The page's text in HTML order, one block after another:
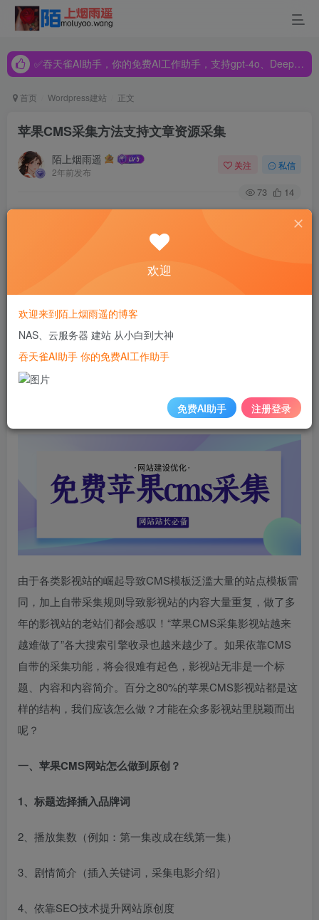
✅吞天雀AI助手，你的免费AI工作助手，支持gpt-4o、DeepSeek、Claude🔥🔥🔥🔥
✅吞天雀AI助手，你的免费AI工作助手，支持gpt-4o、DeepSeek、Claude🔥🔥🔥🔥
首页 Wordpress建站 正文
苹果CMS采集方法支持文章资源采集
陌上烟雨遥
2年前发布
关注 私信
73 14
苹果cms采集视频可以在后台联盟资源库里直接设置采集，
也可以自己配置自定义采集库，而关于文章资讯采集，苹果
自己去添加采集接口，或者是使用第三方的采集工具，对于
80%都是靠的采集扩充自己的视频库，比如之前的那些大站
电影天堂，最新电影下载的BT站。都是靠的采集起步的。先
丰富视频源再去做网站收录而网站收录是要靠文章资讯带动
的。今天我们就来介绍一下利用免费自动采集发布到工具把
由于各类影视站的崛起导致CMS模板泛滥大量的站点模板雷
同，加上自带采集规则导致影视站的内容大量重复，做了多
年的影视站的老站们都会感叹！“苹果CMS采集影视站越来
越难做了”各大搜索引擎收录也越来越少了。如果依靠CMS
自带的采集功能，将会很难有起色，影视站无非是一个标
题、内容和内容简介。百分之80%的苹果CMS影视站都是这
样的结构，我们应该怎么做？才能在众多影视站里脱颖而出
呢？
一、苹果CMS网站怎么做到原创？
1、标题选择插入品牌词
2、播放集数（例如：第一集改成在线第一集）
3、剧情简介（插入关键词，采集电影介绍）
4、依靠SEO技术提升网站原创度
欢迎
欢迎来到陌上烟雨遥的博客
NAS、云服务器 建站 从小白到大神
吞天雀AI助手 你的免费AI工作助手
免费AI助手 注册登录